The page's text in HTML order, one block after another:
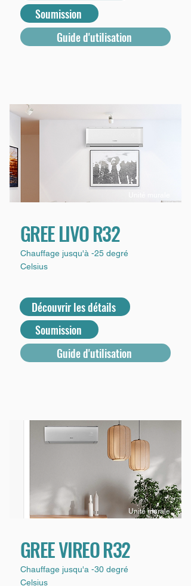
Soumission
Guide d'utilisation
GREE LIVO R32
Chauffage jusqu'à -25 degré
Celsius
Découvrir les détails
Soumission
Guide d'utilisation
GREE VIREO R32
Chauffage jusqu'a -30 degré
Celsius
Unité murale